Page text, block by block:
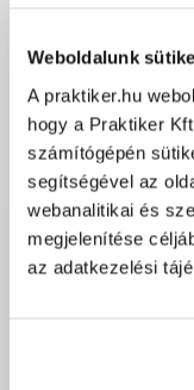
Weboldalunk
A praktiker.hu
hogy a Praktiker
számítógépén
segítségével az
webanalitikai és
megjelenítése
az adatkezelési
Csomagolási
Hibát találtál